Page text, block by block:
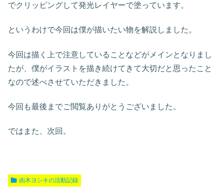
でクリッピングして発光レイヤーで塗っています。
というわけで今回は僕が描いたい物を解説しました。
今回は描く上で注意していることなどがメインとなりまし
たが、僕がイラストを描き続けてきて大切だと思ったこと
なので述べさせていただきました。
今回も最後までご閲覧ありがとうございました。
ではまた、次回。
由木ヨシキの活動記録